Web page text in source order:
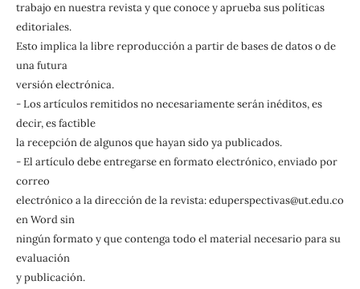
trabajo en nuestra revista y que conoce y aprueba sus políticas
editoriales.
Esto implica la libre reproducción a partir de bases de datos o de
una futura
versión electrónica.
- Los artículos remitidos no necesariamente serán inéditos, es
decir, es factible
la recepción de algunos que hayan sido ya publicados.
- El artículo debe entregarse en formato electrónico, enviado por
correo
electrónico a la dirección de la revista: eduperspectivas@ut.edu.co
en Word sin
ningún formato y que contenga todo el material necesario para su
evaluación
y publicación.